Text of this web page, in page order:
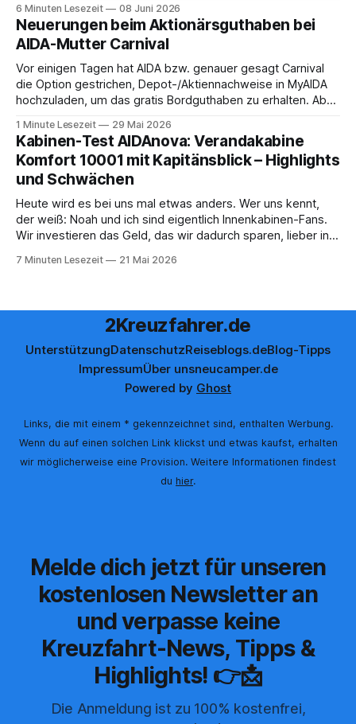
Saxonia ging es zur Mittagszeit von Mainz Richtung Koblenz
– und wir durften für ein
6 Minuten Lesezeit 08 Juni 2026
Neuerungen beim Aktionärsguthaben bei
AIDA-Mutter Carnival
Vor einigen Tagen hat AIDA bzw. genauer gesagt Carnival
die Option gestrichen, Depot-/Aktiennachweise in MyAIDA
hochzuladen, um das gratis Bordguthaben zu erhalten. Ab
werden, um das Bordguthaben zu erhalten. Bereits vor
einiger Zeit wurde zudem die Möglichkeit gestrichen, das
Bordguthaben per
1 Minute Lesezeit 29 Mai 2026
Kabinen-Test AIDAnova: Verandakabine
Komfort 10001 mit Kapitänsblick – Highlights
und Schwächen
Heute wird es bei uns mal etwas anders. Wer uns kennt,
der weiß: Noah und ich sind eigentlich Innenkabinen-Fans.
Wir investieren das Geld, das wir dadurch sparen, lieber in
Cocktail an der Bar. Auch auf einer unserer letzten Reisen
7 Minuten Lesezeit 21 Mai 2026
2Kreuzfahrer.de
UnterstützungDatenschutzReiseblogs.deBlog-Tipps
ImpressumÜber unsneucamper.de
Powered by Ghost
Links, die mit einem * gekennzeichnet sind, enthalten Werbung.
Wenn du auf einen solchen Link klickst und etwas kaufst, erhalten
wir möglicherweise eine Provision. Weitere Informationen findest
du hier.
Melde dich jetzt für unseren
kostenlosen Newsletter an
und verpasse keine
Kreuzfahrt-News, Tipps &
Highlights! 👉📩
Die Anmeldung ist zu 100% kostenfrei,